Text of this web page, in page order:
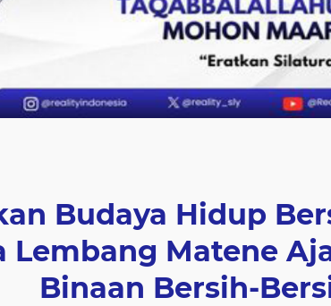
Budaya Hidup
Lembang Matene
Binaan Bersih-